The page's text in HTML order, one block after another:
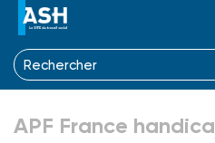
APF France